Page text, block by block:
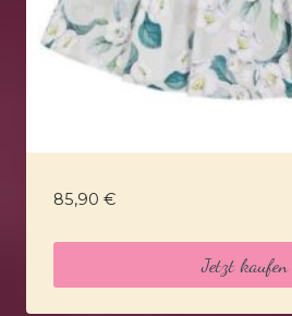
85,90 €
Jetzt kaufen